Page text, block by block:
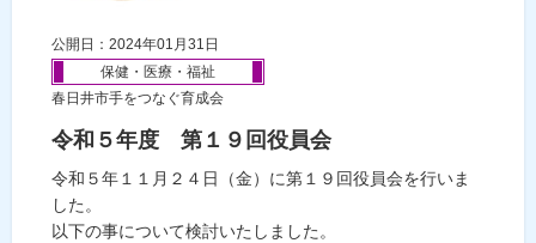
公開日：2024年01月31日
保健・医療・福祉
春日井市手をつなぐ育成会
令和５年度 第１９回役員会
令和５年１１月２４日（金）に第１９回役員会を行いま
した。
以下の事について検討いたしました。